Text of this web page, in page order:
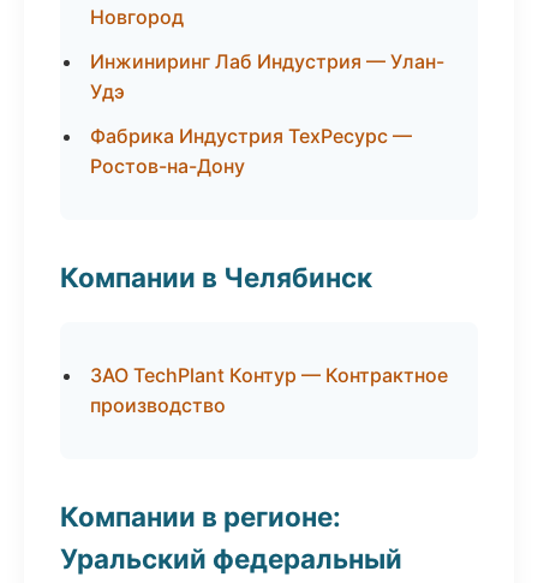
Новгород
Инжиниринг Лаб Индустрия — Улан-
Удэ
Фабрика Индустрия ТехРесурс —
Ростов-на-Дону
Компании в Челябинск
ЗАО TechPlant Контур — Контрактное
производство
Компании в регионе:
Уральский федеральный